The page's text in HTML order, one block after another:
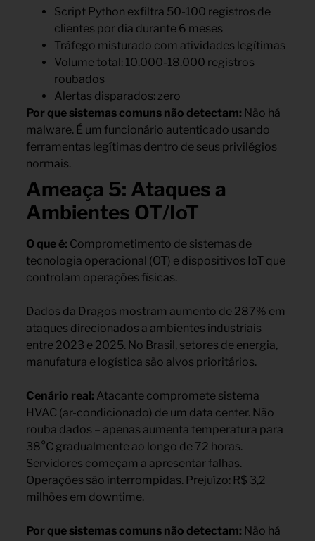
Script Python exfiltra 50-100 registros de
clientes por dia durante 6 meses
Tráfego misturado com atividades legítimas
Volume total: 10.000-18.000 registros
roubados
Alertas disparados: zero
Por que sistemas comuns não detectam: Não há
malware. É um funcionário autenticado usando
ferramentas legítimas dentro de seus privilégios
normais.
Ameaça 5: Ataques a
Ambientes OT/IoT
O que é: Comprometimento de sistemas de
tecnologia operacional (OT) e dispositivos IoT que
controlam operações físicas.
Dados da Dragos mostram aumento de 287% em
ataques direcionados a ambientes industriais
entre 2023 e 2025. No Brasil, setores de energia,
manufatura e logística são alvos prioritários.
Cenário real: Atacante compromete sistema
HVAC (ar-condicionado) de um data center. Não
rouba dados – apenas aumenta temperatura para
38°C gradualmente ao longo de 72 horas.
Servidores começam a apresentar falhas.
Operações são interrompidas. Prejuízo: R$ 3,2
milhões em downtime.
Por que sistemas comuns não detectam: Não há